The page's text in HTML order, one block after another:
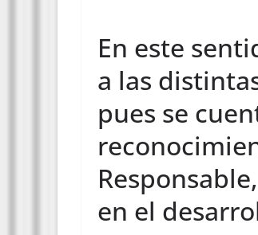
En este
a las
pues se
en el